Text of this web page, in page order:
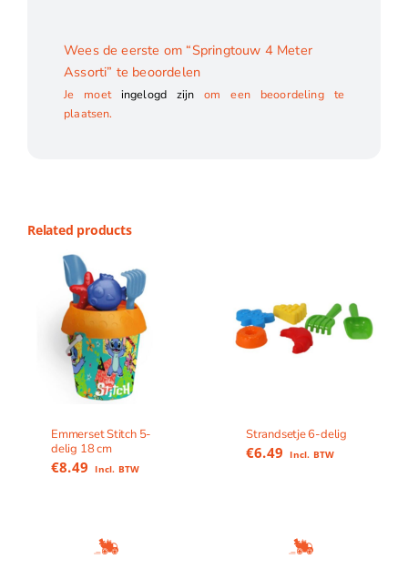
Wees de eerste om “Springtouw 4 Meter
Assorti” te beoordelen
Je moet ingelogd zijn om een beoordeling te
plaatsen.
Related products
Emmerset Stitch 5-
delig 18 cm
€8.49 Incl. BTW
Strandsetje 6-delig
€6.49 Incl. BTW